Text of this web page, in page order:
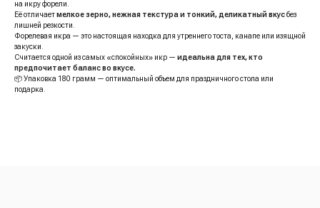
на икру форели.
Её отличаетмелкое зерно, нежная текстура и тонкий, деликатный вкусбез
лишней резкости.
Форелевая икра — это настоящая находка для утреннего тоста, канапе или изящной
закуски.
Считается одной из самых «спокойных» икр — идеальна для тех, кто
предпочитает баланс во вкусе.
📦 Упаковка 180 грамм — оптимальный объем для праздничного стола или
подарка.